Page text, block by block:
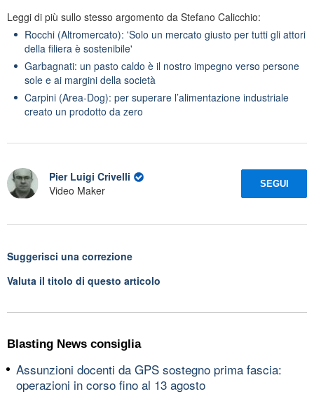
Leggi di più sullo stesso argomento da Stefano Calicchio:
Rocchi (Altromercato): 'Solo un mercato giusto per tutti gli attori
della filiera è sostenibile'
Garbagnati: un pasto caldo è il nostro impegno verso persone
sole e ai margini della società
Carpini (Area-Dog): per superare l’alimentazione industriale
creato un prodotto da zero
Pier Luigi Crivelli
Video Maker
SEGUI
Suggerisci una correzione
Valuta il titolo di questo articolo
Blasting News consiglia
Assunzioni docenti da GPS sostegno prima fascia:
operazioni in corso fino al 13 agosto